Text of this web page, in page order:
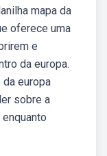
mapa da
oferece uma
e
da europa.
europa
sobre a